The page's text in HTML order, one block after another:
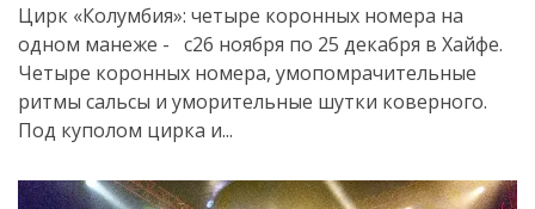
Цирк «Колумбия»: четыре коронных номера на
одном манеже - с26 ноября по 25 декабря в Хайфе.
Четыре коронных номера, умопомрачительные
ритмы сальсы и уморительные шутки коверного.
Под куполом цирка и...